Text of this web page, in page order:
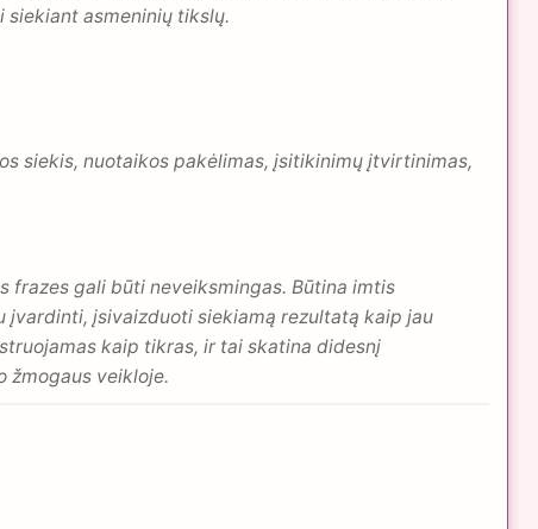
asmeninių tikslų.
siekis, nuotaikos pakėlimas, įsitikinimų įtvirtinimas,
frazes gali būti neveiksmingas. Būtina imtis
įsivaizduoti siekiamą rezultatą kaip jau
kaip tikras, ir tai skatina didesnį
žmogaus veikloje.